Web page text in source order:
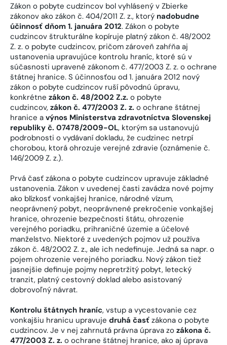
Zákon o pobyte cudzincov bol vyhlásený v Zbierke
zákonov ako zákon č. 404/2011 Z. z., ktorý nadobudne
účinnosť dňom 1. januára 2012. Zákon o pobyte
cudzincov štrukturálne kopíruje platný zákon č. 48/2002
Z. z. o pobyte cudzincov, pričom zároveň zahŕňa aj
ustanovenia upravujúce kontrolu hraníc, ktoré sú v
súčasnosti upravené zákonom č. 477/2003 Z. z. o ochrane
štátnej hranice. S účinnosťou od 1. januára 2012 nový
zákon o pobyte cudzincov ruší pôvodnú úpravu,
konkrétne zákon č. 48/2002 Z.z. o pobyte
cudzincov, zákon č. 477/2003 Z. z. o ochrane štátnej
hranice a výnos Ministerstva zdravotníctva Slovenskej
republiky č. 07478/2009-OL, ktorým sa ustanovujú
podrobnosti o vydávaní dokladu, že cudzinec netrpí
chorobou, ktorá ohrozuje verejné zdravie (oznámenie č.
146/2009 Z. z.).
Prvá časť zákona o pobyte cudzincov upravuje základné
ustanovenia. Zákon v uvedenej časti zavádza nové pojmy
ako blízkosť vonkajšej hranice, národné vízum,
neoprávnený pobyt, neoprávnené prekročenie vonkajšej
hranice, ohrozenie bezpečnosti štátu, ohrozenie
verejného poriadku, prihraničné územie a účelové
manželstvo. Niektoré z uvedených pojmov už používa
zákon č. 48/2002 Z. z., ale ich nedefinuje. Jedná sa napr. o
pojem ohrozenie verejného poriadku. Nový zákon tiež
jasnejšie definuje pojmy nepretržitý pobyt, letecký
tranzit, platný cestovný doklad alebo asistovaný
dobrovoľný návrat.
Kontrolu štátnych hraníc, vstup a vycestovanie cez
vonkajšiu hranicu upravuje druhá časť zákona o pobyte
cudzincov. Je v nej zahrnutá právna úprava zo zákona č.
477/2003 Z. z. o ochrane štátnej hranice, ako aj úprava